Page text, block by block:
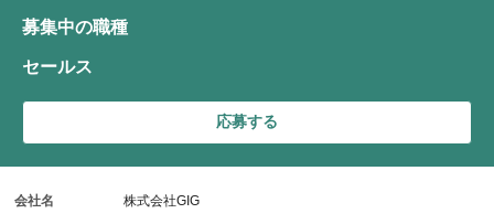
募集中の職種
セールス
応募する
会社名 株式会社GIG